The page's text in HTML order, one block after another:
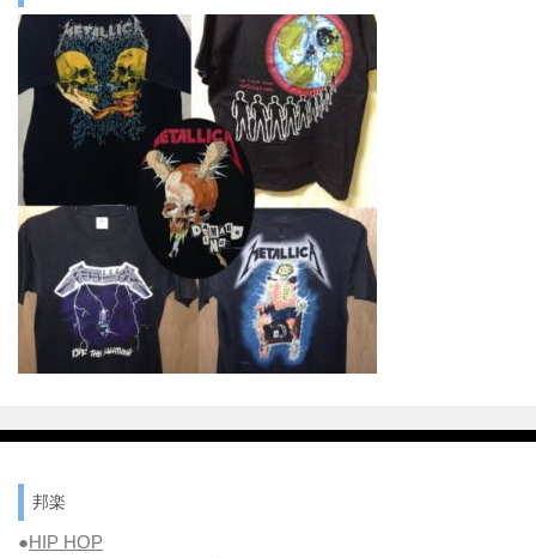
邦楽
●HIP HOP